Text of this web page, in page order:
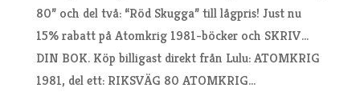
80” och del två: “Röd Skugga” till lågpris! Just nu
15% rabatt på Atomkrig 1981-böcker och SKRIV…
DIN BOK. Köp billigast direkt från Lulu: ATOMKRIG
1981, del ett: RIKSVÄG 80 ATOMKRIG...